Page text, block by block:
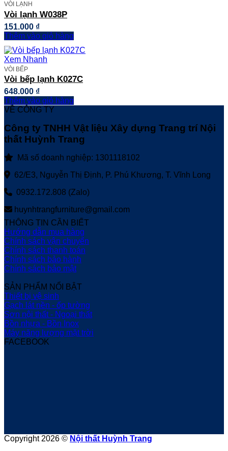
VÒI LẠNH
Vòi lạnh W038P
151.000 ₫
Thêm vào giỏ hàng
Xem Nhanh
VÒI BẾP
Vòi bếp lạnh K027C
648.000 ₫
Thêm vào giỏ hàng
VỀ CÔNG TY
Công ty TNHH Vật liệu Xây dựng Trang trí Nội
thất Huỳnh Trang
Mã số doanh nghiệp: 1301118102
62/E3, Nguyễn Thị Định, P. Phú Khương, T. Vĩnh Long
0932.172.808 (Zalo)
huynhtrangfurniture@gmail.com
THÔNG TIN CẦN BIẾT
Hướng dẫn mua hàng
Chính sách vận chuyển
Chính sách thanh toán
Chính sách bảo hành
Chính sách bảo mật
SẢN PHẨM NỔI BẬT
Thiết bị vệ sinh
Gạch lát nền - ốp tường
Sơn nội thất - Ngoại thất
Bồn nhựa - Bồn Inox
Máy năng lượng mặt trời
FACEBOOK
Copyright 2026 © Nội thất Huỳnh Trang